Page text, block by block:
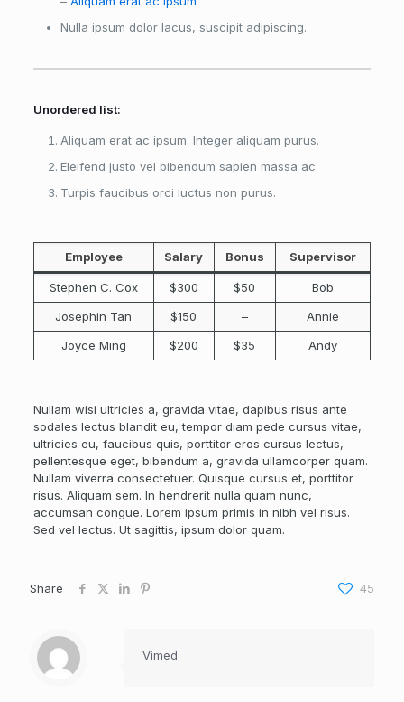
Nulla ipsum dolor lacus, suscipit adipiscing.
Unordered list:
Aliquam erat ac ipsum. Integer aliquam purus.
Eleifend justo vel bibendum sapien massa ac
Turpis faucibus orci luctus non purus.
Employee Salary Bonus Supervisor
Stephen C. Cox $300 $50
Bob
Josephin Tan
$150 –
Annie
Joyce Ming
$200 $35 Andy
Nullam wisi ultricies a, gravida vitae, dapibus risus ante
sodales lectus blandit eu, tempor diam pede cursus vitae,
ultricies eu, faucibus quis, porttitor eros cursus lectus,
pellentesque eget, bibendum a, gravida ullamcorper quam.
Nullam viverra consectetuer. Quisque cursus et, porttitor
risus. Aliquam sem. In hendrerit nulla quam nunc,
accumsan congue. Lorem ipsum primis in nibh vel risus.
Sed vel lectus. Ut sagittis, ipsum dolor quam.
Share 45
Vimed